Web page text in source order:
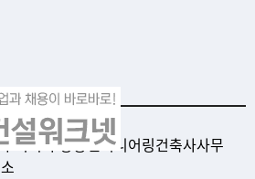
주식회사 상송엔지니어링건축사사무
소